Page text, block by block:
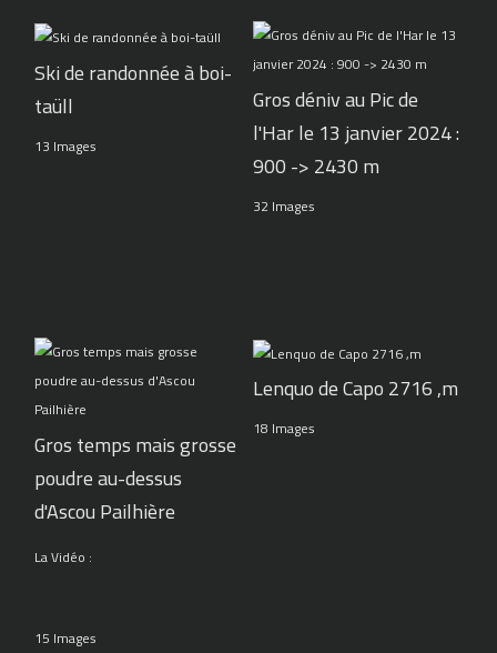
Ski de randonnée à boi-
taüll
13 Images
Gros déniv au Pic de
l'Har le 13 janvier 2024 :
900 -> 2430 m
32 Images
Gros temps mais grosse
poudre au-dessus
d'Ascou Pailhière
La Vidéo :
15 Images
Lenquo de Capo 2716 ,m
18 Images